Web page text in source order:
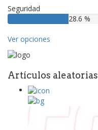
Seguridad
28.6 %
Ver opciones
Artículos aleatorias